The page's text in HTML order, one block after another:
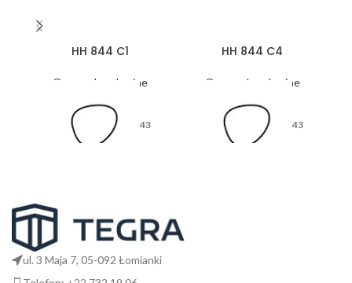
HH 844 C1
Oprawy korekcyjne
43
26
HH 844 C4
Oprawy korekcyjne
43
ul. 3 Maja 7, 05-092 Łomianki